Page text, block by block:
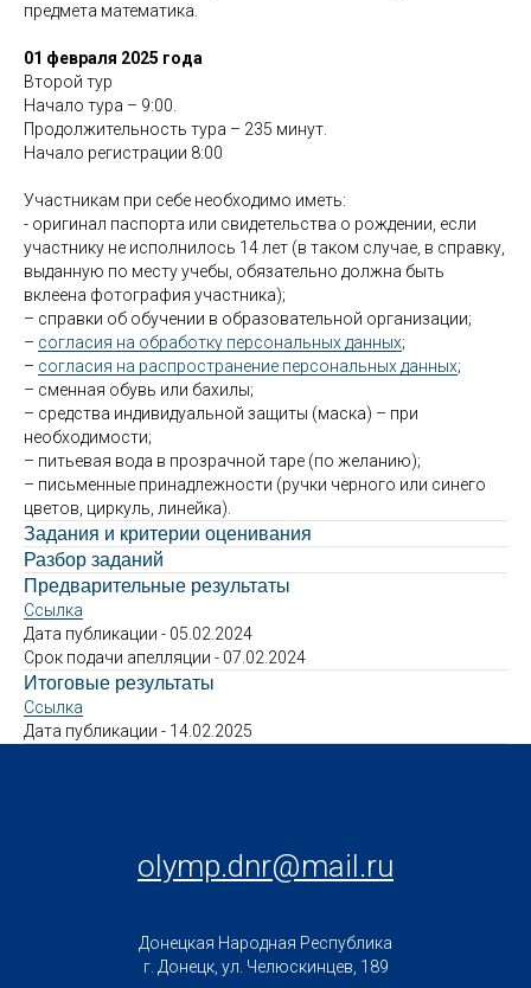
предмета математика.
01 февраля 2025 года
Второй тур
Начало тура – 9:00.
Продолжительность тура – 235 минут.
Начало регистрации 8:00
Участникам при себе необходимо иметь:
- оригинал паспорта или свидетельства о рождении, если
участнику не исполнилось 14 лет (в таком случае, в справку,
выданную по месту учебы, обязательно должна быть
вклеена фотография участника);
– справки об обучении в образовательной организации;
– согласия на обработку персональных данных;
– согласия на распространение персональных данных;
– сменная обувь или бахилы;
– средства индивидуальной защиты (маска) – при
необходимости;
– питьевая вода в прозрачной таре (по желанию);
– письменные принадлежности (ручки черного или синего
цветов, циркуль, линейка).
Задания и критерии оценивания
Разбор заданий
Предварительные результаты
Ссылка
Дата публикации - 05.02.2024
Срок подачи апелляции - 07.02.2024
Итоговые результаты
Ссылка
Дата публикации - 14.02.2025
olymp.dnr@mail.ru
Донецкая Народная Республика
г. Донецк, ул. Челюскинцев, 189